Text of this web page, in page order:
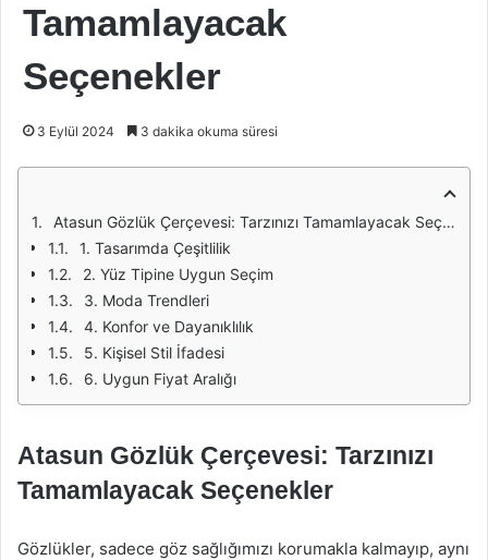
Tamamlayacak
Seçenekler
3 Eylül 2024 3 dakika okuma süresi
Atasun Gözlük Çerçevesi: Tarzınızı Tamamlayacak Seçenekler
1. Tasarımda Çeşitlilik
2. Yüz Tipine Uygun Seçim
3. Moda Trendleri
4. Konfor ve Dayanıklılık
5. Kişisel Stil İfadesi
6. Uygun Fiyat Aralığı
Atasun Gözlük Çerçevesi: Tarzınızı
Tamamlayacak Seçenekler
Gözlükler, sadece göz sağlığımızı korumakla kalmayıp, aynı